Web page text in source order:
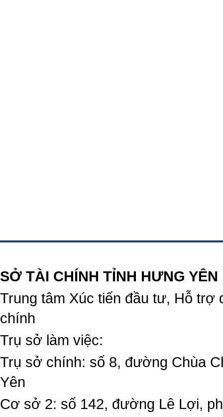
SỞ TÀI CHÍNH TỈNH HƯNG YÊN
Trung tâm Xúc tiến đầu tư, Hỗ trợ
chính
Trụ sở làm việc:
Trụ sở chính: số 8, đường Chùa
Yên
Cơ sở 2: số 142, đường Lê Lợi,